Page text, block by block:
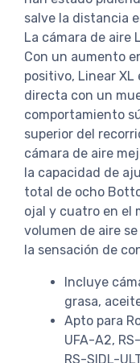
salve la distancia
La cámara de aire
Con un aumento
positivo, Linear XL
directa con un
comportamiento
superior del
cámara de aire
la capacidad de
total de ocho
ojal y cuatro en el
volumen de aire
la sensación de
Incluye
grasa,
Apto para
UFA-A2,
RS-SIDL-